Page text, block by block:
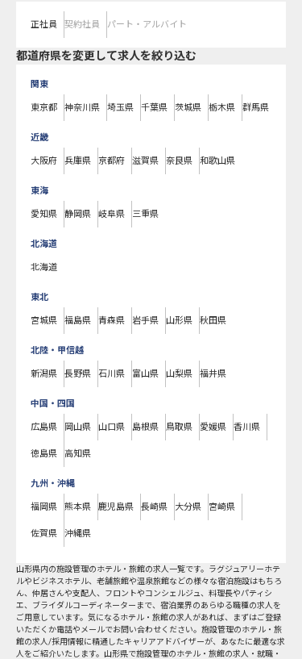
正社員 契約社員 パート・アルバイト
都道府県を変更して求人を絞り込む
関東
東京都 神奈川県 埼玉県 千葉県 茨城県 栃木県 群馬県
近畿
大阪府 兵庫県 京都府 滋賀県 奈良県 和歌山県
東海
愛知県 静岡県 岐阜県 三重県
北海道
北海道
東北
宮城県 福島県 青森県 岩手県 山形県 秋田県
北陸・甲信越
新潟県 長野県 石川県 富山県 山梨県 福井県
中国・四国
広島県 岡山県 山口県 島根県 鳥取県 愛媛県 香川県
徳島県 高知県
九州・沖縄
福岡県 熊本県 鹿児島県 長崎県 大分県 宮崎県
佐賀県 沖縄県
山形県内の施設管理のホテル・旅館の求人一覧です。ラグジュアリーホテ
ルやビジネスホテル、老舗旅館や温泉旅館などの様々な宿泊施設はもちろ
ん、仲居さんや支配人、フロントやコンシェルジュ、料理長やパティシ
エ、ブライダルコーディネーターまで、宿泊業界のあらゆる職種の求人を
ご用意しています。気になるホテル・旅館の求人があれば、まずはご登録
いただくか電話やメールでお問い合わせください。施設管理のホテル・旅
館の求人/採用情報に精通したキャリアアドバイザーが、あなたに最適な求
人をご紹介いたします。山形県で施設管理のホテル・旅館の求人・就職・